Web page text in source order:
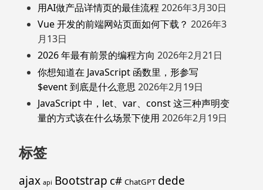
用AI做产品详情页的最佳流程 2026年3月30日
Vue 开发的前端网站页面如何下载？ 2026年3
月13日
2026 年最有前景的编程方向 2026年2月21日
你想知道在 JavaScript 函数里，形参写
$event 到底是什么意思 2026年2月19日
JavaScript 中，let、var、const 这三种声明变
量的方式该在什么场景下使用 2026年2月19日
标签
ajax api Bootstrap c# ChatGPT dede